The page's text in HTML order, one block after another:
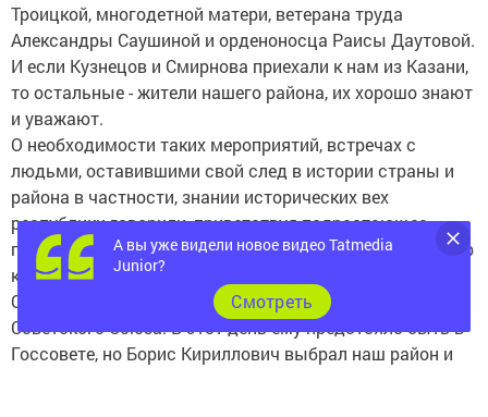
Троицкой, многодетной матери, ветерана труда
Александры Саушиной и орденоносца Раисы Даутовой.
И если Кузнецов и Смирнова приехали к нам из Казани,
то остальные - жители нашего района, их хорошо знают
и уважают.
О необходимости таких мероприятий, встречах с
людьми, оставившими свой след в истории страны и
района в частности, знании исторических вех
республики говорили, приветствуя подрастающее
поколение, заместитель главы Сергей Осянин, директор
клуба Наталья Котова.
Очень эмоциональным было выступление Героя
Советского Союза. В этот день ему предстояло быть в
Госсовете, но Борис Кириллович выбрал наш район и
А вы уже видели новое видео Tatmedia
Junior?
Cмотреть